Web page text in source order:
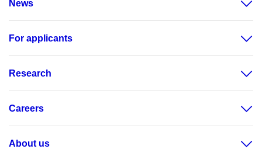
News
For applicants
Research
Careers
About us